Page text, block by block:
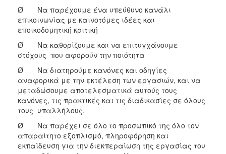
Ø Να παρέχουμε ένα υπεύθυνο κανάλι
επικοινωνίας με καινοτόμες ιδέες και
εποικοδομητική κριτική
Ø Να καθορίζουμε και να επιτυγχάνουμε
στόχους που αφορούν την ποιότητα
Ø Να διατηρούμε κανόνες και οδηγίες
αναφορικά με την εκτέλεση των εργασιών, και να
μεταδώσουμε αποτελεσματικά αυτούς τους
κανόνες, τις πρακτικές και τις διαδικασίες σε όλους
τους υπαλλήλους.
Ø Να παρέχει σε όλο το προσωπικό της όλο τον
απαραίτητο εξοπλισμό, πληροφόρηση και
εκπαίδευση για την διεκπεραίωση της εργασίας του